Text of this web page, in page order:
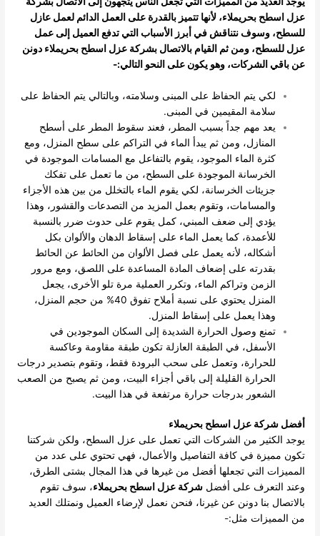
عزل اسطح بحريملاء، لأنها تتميز بالقدرة على العمل الدائم لعمل عازل
للسطح، وسوف نتناقش في أبرز الأسباب التي تدفع العميل إلى عمل
عزل للسطح، ومن ثم القيام بالاتصال بشركة عزل اسطح بحريملاء دونن
عن باقي الشركات، وهو يكون على النحو التالي:-
لكي يتم الحفاظ على المبنى وسلامته، وبالتالي يتم الحفاظ على
سلامة المقيمين في المبنى.
يعد مهم جداً بسبب المطر، فعند سقوط المطر على أسطح
المنازل، ومن ثم يبدأ الماء في التراكم على سطح المنزل، ومع
كثرة الماء الموجود، يقوم بالتفاعل مع المسامات الموجودة في
الخرسانة الموجودة على السطح، من ما تعمل على تفكك
جزيئات الخرسانة، لكي يقوم الماء بالتخلل من بين هذه الأجزاء
والمسامات، وتقوم بعمل المزيد من التصدعات والقشور، وهذا
يؤدي إلى ضعف المبني، كمل يقوم على حدوث ضرر بالنسبة
للأعمدة، كما يعمل الماء على إسقاط الدهان والألوان بكل
أشكاله، لأنه يعمل على فصل الألوان من الحائط عن الحائط
بقدرته على إضعاف المادة المساعدة على اللصق، ومع مرور
الزمن وتراكم الماء، وتكرر العملية مرة تلو الأخرى، يجعل
المنزل يحتوي على نسبة أملاح تفوق 40% من حجم المنزل،
وهذا يعمل على إسقاط المنزل.
تمنع وصول الحرارة الشديدة إلى السكان الموجودين في
الأسفل، في الطبقة العازلة تكون طبقة مقاومة وعاكسة
للحرارة، وتعمل على سحب البرودة فقط، وتقوم بتصدير درجات
الحرارة القليلة إلى باقي أجزاء البيت، ومن ثم يصبح من الصعب
الشعور بدرجات حرارة مرتفعة في هذا البيت.
أفضل شركة عزل اسطح بحريملاء
يوجد الكثير من الشركات التي تعمل على عزل السطح، ولكن شركتنا
تكون مميزة في كافة التفاصيل والأعمال، فهي تحتوي على عدد من
المميزات التي تجعلها أفضل من غيرها في هذا المجال بشتى الطرق،
وعند التعرف على أفضلشركة عزل اسطح بحريملاء، سوف تقوم
بالاتصال بنا دونن عن غيرنا، فنحن نعمل لإرضاء العميل ونمتلك العديد
من المميزات مثل:-